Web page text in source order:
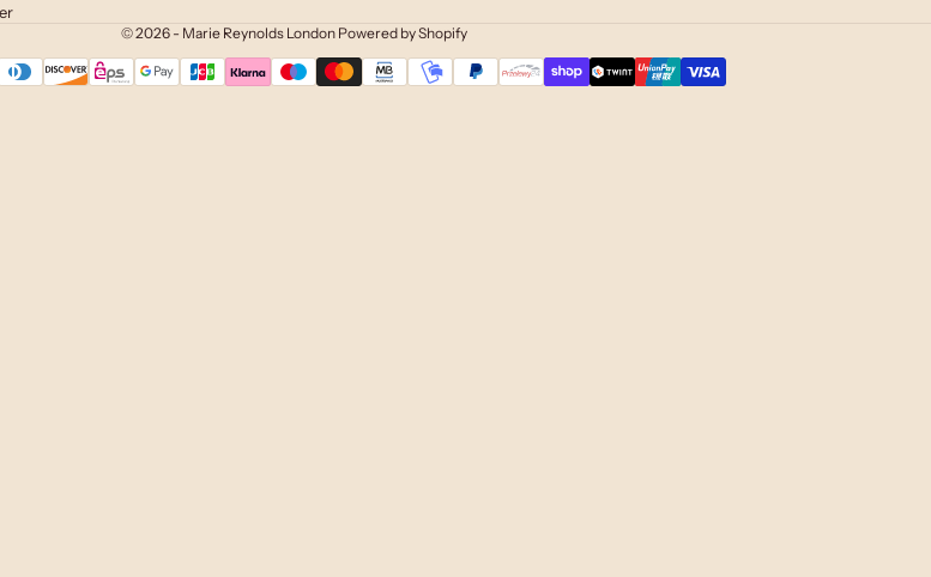
© 2026 - Marie Reynolds London Powered by Shopify